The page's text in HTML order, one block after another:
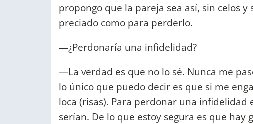
propongo que la pareja sea así, sin celos
preciado como para perderlo.
—¿Perdonaría una infidelidad?
—La verdad es que no lo sé. Nunca me
lo único que puedo decir es que si me
loca (risas). Para perdonar una infidelidad
serían. De lo que estoy segura es que